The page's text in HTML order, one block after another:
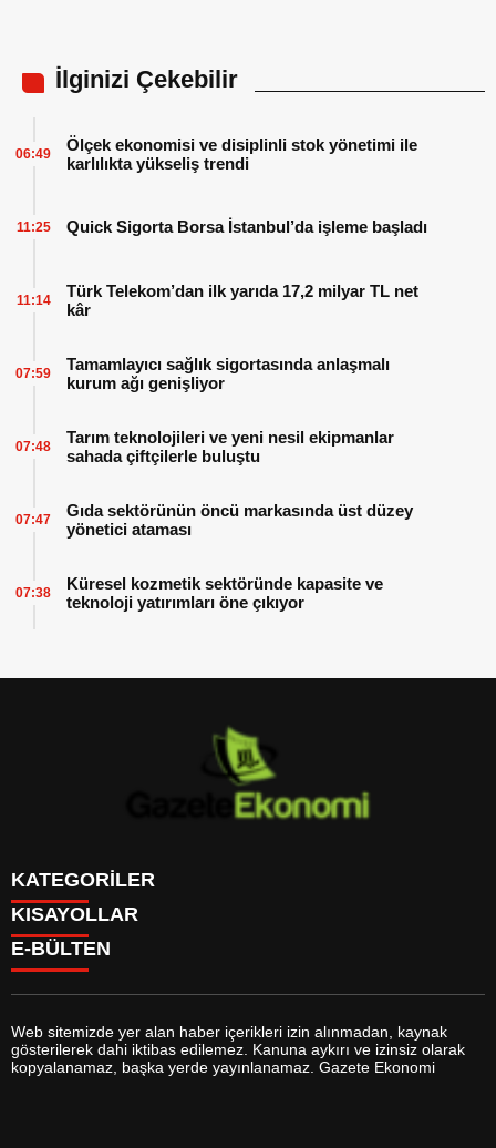
İlginizi Çekebilir
Ölçek ekonomisi ve disiplinli stok yönetimi ile
karlılıkta yükseliş trendi
06:49
Quick Sigorta Borsa İstanbul’da işleme başladı
11:25
Türk Telekom’dan ilk yarıda 17,2 milyar TL net
kâr
11:14
Tamamlayıcı sağlık sigortasında anlaşmalı
kurum ağı genişliyor
07:59
Tarım teknolojileri ve yeni nesil ekipmanlar
sahada çiftçilerle buluştu
07:48
Gıda sektörünün öncü markasında üst düzey
yönetici ataması
07:47
Küresel kozmetik sektöründe kapasite ve
teknoloji yatırımları öne çıkıyor
07:38
KATEGORİLER
GÜNDEM
DÜNYA
SİYASET
MAGAZİN
SAĞLIK
EĞİTİM
YAŞAM
KISAYOLLAR
BURÇLAR
FİKSTÜR
FİRMA EKLE
FİRMA REHBERİ
E-BÜLTEN
gazeteekonomi.com e-bültenine abone olarak, tarafınıza haber,
duyuru ve kampanya içerikli e-postaların gönderilmesini kabul etmiş
Web sitemizde yer alan haber içerikleri izin alınmadan, kaynak
gösterilerek dahi iktibas edilemez. Kanuna aykırı ve izinsiz olarak
kopyalanamaz, başka yerde yayınlanamaz. Gazete Ekonomi